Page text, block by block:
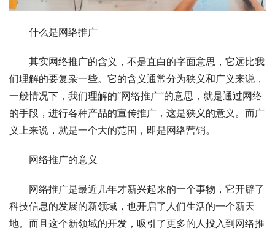
什么是网络推广
其实网络推广的含义，不是直白的字面意思，它远比我
们理解的要复杂一些。它的含义通常分为狭义和广义来说，
一般情况下，我们理解的“网络推广”的意思，就是通过网络
的手段，进行各种产品的宣传推广，这是狭义的意义。而广
义上来说，就是一个大的范围，即是网络营销。
网络推广的意义
网络推广是最近几年才新兴起来的一个事物，它开辟了
科技信息的发展的新领域，也开启了人们生活的一个新天
地。而且这个新领域的开发，吸引了更多的人投入到网络推